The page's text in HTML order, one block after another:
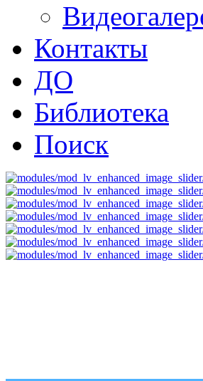
Контакты
ДО
Библиотека
Поиск